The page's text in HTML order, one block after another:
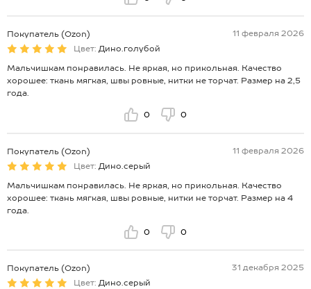
Покупатель (Ozon)
11 февраля 2026
Цвет: Дино.голубой
Мальчишкам понравилась. Не яркая, но прикольная. Качество
хорошее: ткань мягкая, швы ровные, нитки не торчат. Размер на 2,5
года.
0 0
Покупатель (Ozon)
11 февраля 2026
Цвет: Дино.серый
Мальчишкам понравилась. Не яркая, но прикольная. Качество
хорошее: ткань мягкая, швы ровные, нитки не торчат. Размер на 4
года.
0 0
Покупатель (Ozon)
31 декабря 2025
Цвет: Дино.серый